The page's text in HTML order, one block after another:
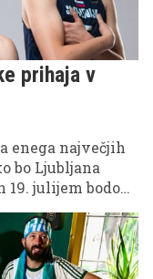
prihaja v
enega največjih
bo Ljubljana
19. julijem bodo
mladih
ki jih boste
na Kanalu